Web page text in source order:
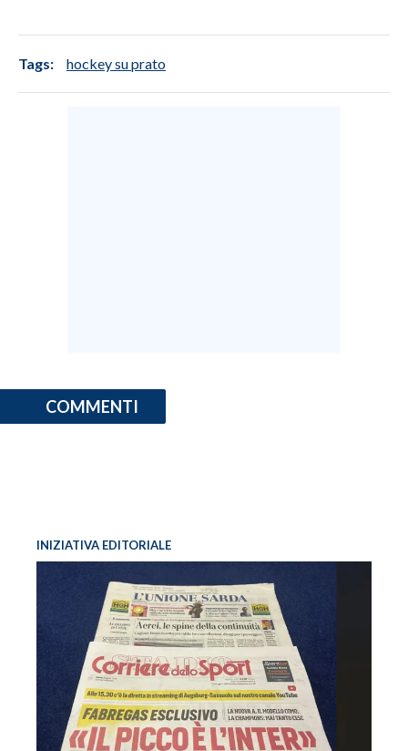
Tags: hockey su prato
COMMENTI
INIZIATIVA EDITORIALE